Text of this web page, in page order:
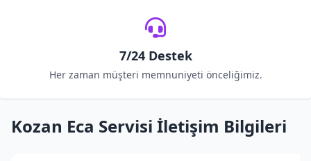
7/24 Destek
Her zaman müşteri memnuniyeti önceliğimiz.
Kozan Eca Servisi İletişim Bilgileri